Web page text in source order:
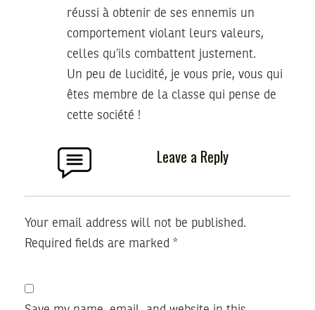
réussi à obtenir de ses ennemis un
comportement violant leurs valeurs,
celles qu’ils combattent justement.
Un peu de lucidité, je vous prie, vous qui
êtes membre de la classe qui pense de
cette société !
Leave a Reply
Your email address will not be published.
Required fields are marked *